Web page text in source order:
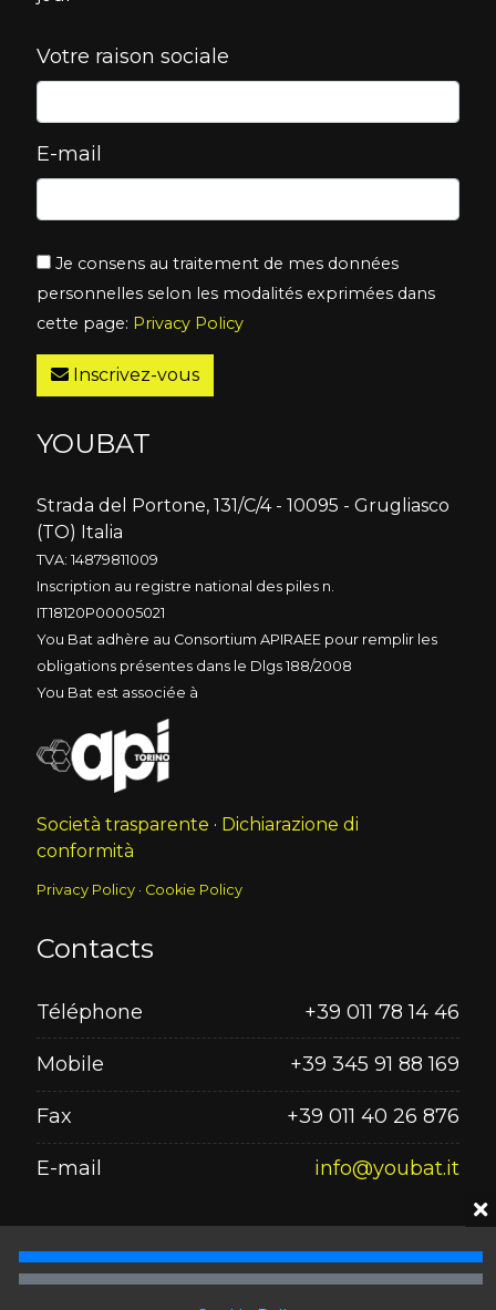
Votre raison sociale
E-mail
Je consens au traitement de mes données
personnelles selon les modalités exprimées dans
cette page: Privacy Policy
Inscrivez-vous
YOUBAT
Strada del Portone, 131/C/4 - 10095 - Grugliasco
(TO) Italia
TVA: 14879811009
Inscription au registre national des piles n.
IT18120P00005021
You Bat adhère au Consortium APIRAEE pour remplir les
obligations présentes dans le Dlgs 188/2008
You Bat est associée à
Società trasparente · Dichiarazione di
conformità
Privacy Policy · Cookie Policy
Contacts
Téléphone +39 011 78 14 46
Mobile +39 345 91 88 169
Fax +39 011 40 26 876
E-mail info@youbat.it